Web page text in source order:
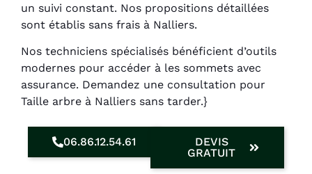
un suivi constant. Nos propositions détaillées
sont établis sans frais à Nalliers.
Nos techniciens spécialisés bénéficient d’outils
modernes pour accéder à les sommets avec
assurance. Demandez une consultation pour
Taille arbre à Nalliers sans tarder.}
06.86.12.54.61
DEVIS
GRATUIT